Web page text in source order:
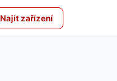
Najít zařízení